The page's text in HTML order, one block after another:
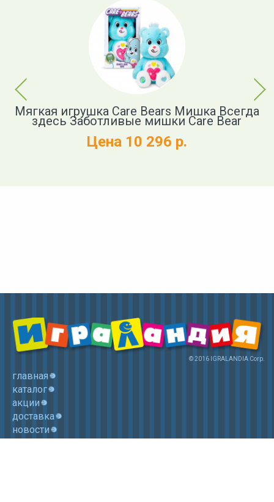
Previous
Мягкая игрушка Care Bears Мишка Всегда
здесь Заботливые мишки Care Bear
Цена 10 296 р.
Next
© 2016 IGRALANDIA Corp.
главная
каталог
акции
доставка
новости